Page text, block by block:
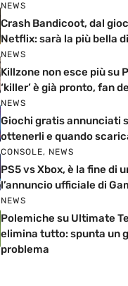
NEWS
Crash Bandicoot, dal
Netflix: sarà la più bella
NEWS
Killzone non esce più su
‘killer’ è già pronto, fan
NEWS
Giochi gratis annunciati
ottenerli e quando
CONSOLE, NEWS
PS5 vs Xbox, è la fine di
l’annuncio ufficiale di
NEWS
Polemiche su Ultimate
elimina tutto: spunta un
problema